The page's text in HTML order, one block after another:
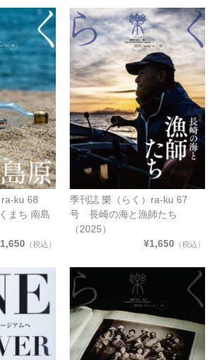
ku 68
まち 南島
（税込）
季刊誌 樂（らく）ra-ku 67
号 長崎の海と漁師たち
（2025）
¥1,650 （税込）